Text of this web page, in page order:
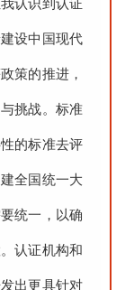
设中国现代
策的推进，
挑战。标准
的标准去评
全国统一大
统一，以确
认证机构和
出更具针对